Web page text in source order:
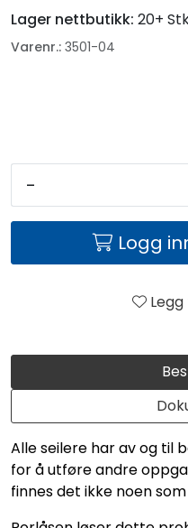
Alle seilere har av og til
for å utføre andre
finnes det ikke noen
Lager nettbutikk: 20+
Varenr.: 3501-04
-
Logg